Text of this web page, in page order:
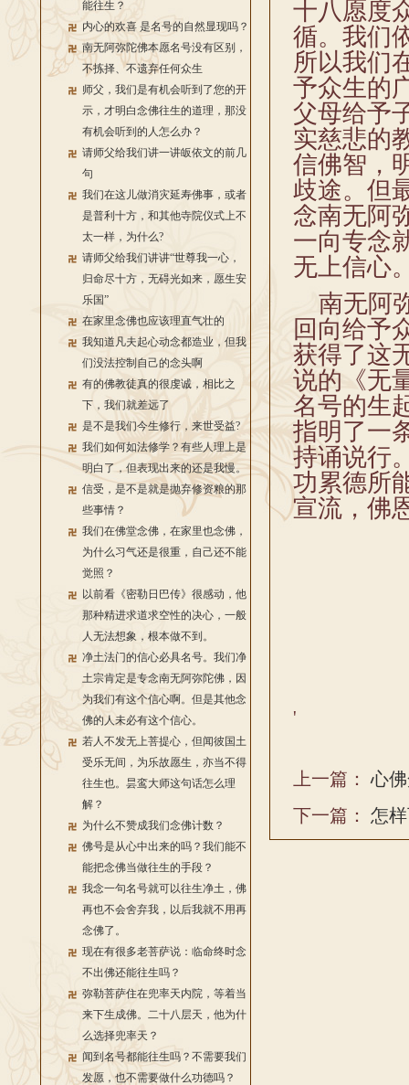
能往生？
内心的欢喜 是名号的自然显现吗？
南无阿弥陀佛本愿名号没有区别，
不拣择、不遗弃任何众生
师父，我们是有机会听到了您的开
示，才明白念佛往生的道理，那没
有机会听到的人怎么办？
请师父给我们讲一讲皈依文的前几
句
我们在这儿做消灾延寿佛事，或者
是普利十方，和其他寺院仪式上不
太一样，为什么?
请师父给我们讲讲“世尊我一心，
归命尽十方，无碍光如来，愿生安
乐国”
在家里念佛也应该理直气壮的
我知道凡夫起心动念都造业，但我
们没法控制自己的念头啊
有的佛教徒真的很虔诚，相比之
下，我们就差远了
是不是我们今生修行，来世受益?
我们如何如法修学？有些人理上是
明白了，但表现出来的还是我慢。
信受，是不是就是抛弃修资粮的那
些事情？
我们在佛堂念佛，在家里也念佛，
为什么习气还是很重，自己还不能
觉照？
以前看《密勒日巴传》很感动，他
那种精进求道求空性的决心，一般
人无法想象，根本做不到。
净土法门的信心必具名号。我们净
土宗肯定是专念南无阿弥陀佛，因
为我们有这个信心啊。但是其他念
佛的人未必有这个信心。
若人不发无上菩提心，但闻彼国土
受乐无间，为乐故愿生，亦当不得
往生也。昙鸾大师这句话怎么理
解？
为什么不赞成我们念佛计数？
佛号是从心中出来的吗？我们能不
能把念佛当做往生的手段？
我念一句名号就可以往生净土，佛
再也不会舍弃我，以后我就不用再
念佛了。
现在有很多老菩萨说：临命终时念
不出佛还能往生吗？
弥勒菩萨住在兜率天内院，等着当
来下生成佛。二十八层天，他为什
么选择兜率天？
闻到名号都能往生吗？不需要我们
发愿，也不需要做什么功德吗？
十八愿度
循。我们
所以我们
予众生的
父母给予
实慈悲的
信佛智，
歧途。但
念南无阿
一向专念
无上信心
南无阿
回向给予
获得了这
说的《无
名号的生
指明了一
持诵说行
功累德所
宣流，佛
'
上一篇：心
下一篇： 怎